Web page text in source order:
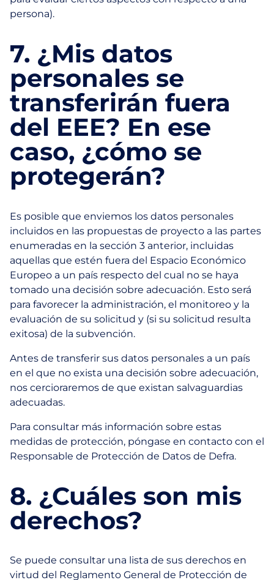
persona).
7. ¿Mis datos
personales se
transferirán fuera
del EEE? En ese
caso, ¿cómo se
protegerán?
Es posible que enviemos los datos personales
incluidos en las propuestas de proyecto a las partes
enumeradas en la sección 3 anterior, incluidas
aquellas que estén fuera del Espacio Económico
Europeo a un país respecto del cual no se haya
tomado una decisión sobre adecuación. Esto será
para favorecer la administración, el monitoreo y la
evaluación de su solicitud y (si su solicitud resulta
exitosa) de la subvención.
Antes de transferir sus datos personales a un país
en el que no exista una decisión sobre adecuación,
nos cercioraremos de que existan salvaguardias
adecuadas.
Para consultar más información sobre estas
medidas de protección, póngase en contacto con el
Responsable de Protección de Datos de Defra.
8. ¿Cuáles son mis
derechos?
Se puede consultar una lista de sus derechos en
virtud del Reglamento General de Protección de